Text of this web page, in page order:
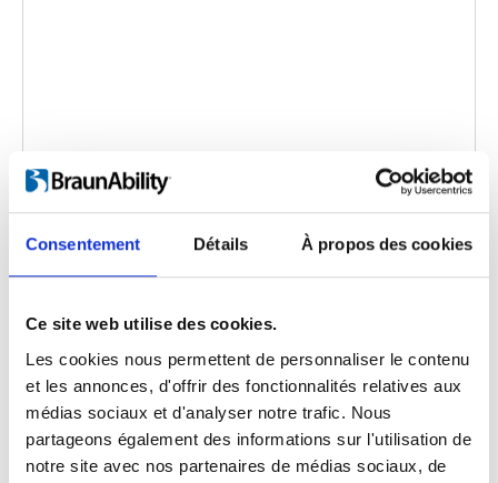
Consentement Détails À propos des cookies
Ce site web utilise des cookies.
Les cookies nous permettent de personnaliser le contenu
et les annonces, d'offrir des fonctionnalités relatives aux
médias sociaux et d'analyser notre trafic. Nous
partageons également des informations sur l'utilisation de
notre site avec nos partenaires de médias sociaux, de
BraunAbility Vista Lift
collez-le dans le html de votre propre site pour
intégrer la vidéo):
Langue de la vidéo: English
Catégorie:Vista personal lift, Product video